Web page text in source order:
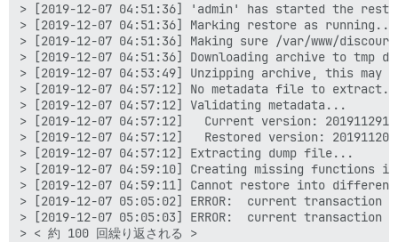
> [2019-12-07 04:51:36] 'admin' has started the
> [2019-12-07 04:51:36] Marking restore as running...
> [2019-12-07 04:51:36] Making sure /var/www/
> [2019-12-07 04:51:36] Downloading archive to tmp
> [2019-12-07 04:53:49] Unzipping archive, this may
> [2019-12-07 04:57:12] No metadata file to extract.
> [2019-12-07 04:57:12] Validating metadata...
> [2019-12-07 04:57:12]   Current version:
> [2019-12-07 04:57:12]   Restored version:
> [2019-12-07 04:57:12] Extracting dump file...
> [2019-12-07 04:59:10] Creating missing functions
> [2019-12-07 04:59:11] Cannot restore into
> [2019-12-07 05:05:02] ERROR:  current
> [2019-12-07 05:05:03] ERROR:  current
> < 約 100 回繰り返される >